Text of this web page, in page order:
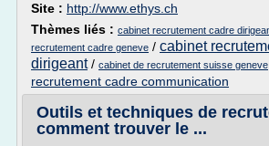
Site : http://www.ethys.ch
Thèmes liés : cabinet recrutement cadre
recrutement cadre geneve / cabinet
dirigeant/ cabinet de recrutement suisse geneve
recrutement cadre communication
Outils et techniques de
comment trouver le ...